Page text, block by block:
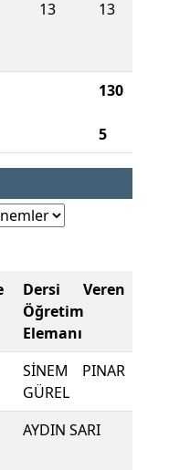
13 13
130
5
Dersi Veren
Öğretim
Elemanı
SİNEM PINAR
GÜREL
AYDIN SARI